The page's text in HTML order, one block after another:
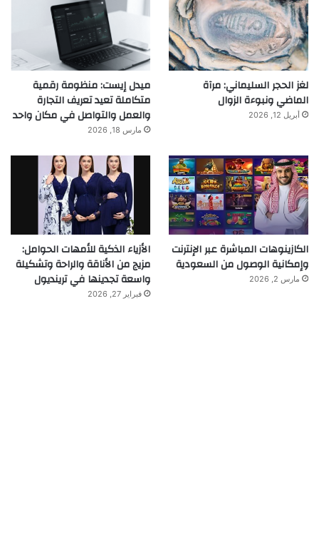
لغز الحجر السليماني: مرآة
الماضي ونبوءة الزوال
أبريل 12, 2026
ميدل إيست: منظومة رقمية
متكاملة تعيد تعريف التجارة
والعمل والتواصل في مكان واحد
مارس 18, 2026
الكازينوهات المباشرة عبر الإنترنت
وإمكانية الوصول من السعودية
مارس 2, 2026
الأزياء الذكية للأمهات الحوامل:
مزيج من الأناقة والراحة وتشكيلة
واسعة تجدينها في ترينديول
فبراير 27, 2026